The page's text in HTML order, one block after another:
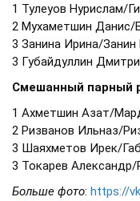
1 Тулеуов Нурислам/
2 Мухаметшин Данис/
3 Занина Ирина/Занин
3 Губайдуллин
Смешанный парный
1 Ахметшин Азат/
2 Ризванов Ильназ/
3 Шаяхметов Ирек/
3 Токарев
Больше фото: https://